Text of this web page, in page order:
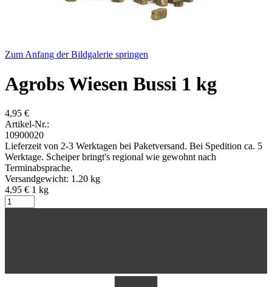
Zum Anfang der Bildgalerie springen
Agrobs Wiesen Bussi 1 kg
4,95 €
Artikel-Nr.:
10900020
Lieferzeit von 2-3 Werktagen bei Paketversand. Bei Spedition ca. 5
Werktage. Scheiper bringt's regional wie gewohnt nach
Terminabsprache.
Versandgewicht: 1.20 kg
4,95 € 1 kg